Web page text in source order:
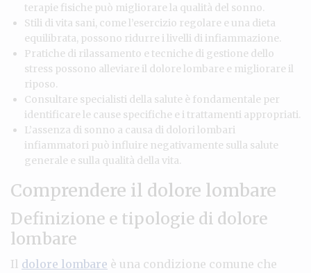
terapie fisiche può migliorare la qualità del sonno.
Stili di vita sani, come l’esercizio regolare e una dieta
equilibrata, possono ridurre i livelli di infiammazione.
Pratiche di rilassamento e tecniche di gestione dello
stress possono alleviare il dolore lombare e migliorare il
riposo.
Consultare specialisti della salute è fondamentale per
identificare le cause specifiche e i trattamenti appropriati.
L’assenza di sonno a causa di dolori lombari
infiammatori può influire negativamente sulla salute
generale e sulla qualità della vita.
Comprendere il dolore lombare
Definizione e tipologie di dolore
lombare
Il dolore lombare è una condizione comune che